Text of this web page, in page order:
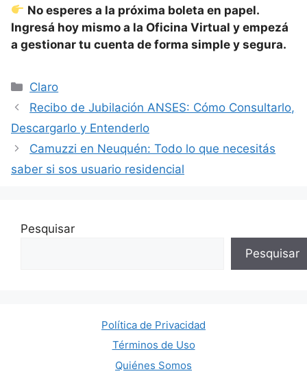
No esperes a la próxima boleta en papel.
Ingresá hoy mismo a la Oficina Virtual y empezá
a gestionar tu cuenta de forma simple y segura.
Categorías
Claro
Recibo de Jubilación ANSES: Cómo Consultarlo,
Descargarlo y Entenderlo
Camuzzi en Neuquén: Todo lo que necesitás
saber si sos usuario residencial
Pesquisar
Pesquisar
Política de Privacidad
Términos de Uso
Quiénes Somos